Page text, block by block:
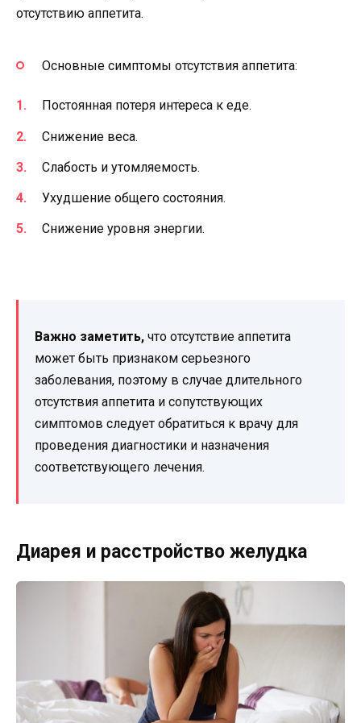
отсутствию аппетита.
Основные симптомы отсутствия аппетита:
Постоянная потеря интереса к еде.
Снижение веса.
Слабость и утомляемость.
Ухудшение общего состояния.
Снижение уровня энергии.
Важно заметить, что отсутствие аппетита
может быть признаком серьезного
заболевания, поэтому в случае длительного
отсутствия аппетита и сопутствующих
симптомов следует обратиться к врачу для
проведения диагностики и назначения
соответствующего лечения.
Диарея и расстройство желудка